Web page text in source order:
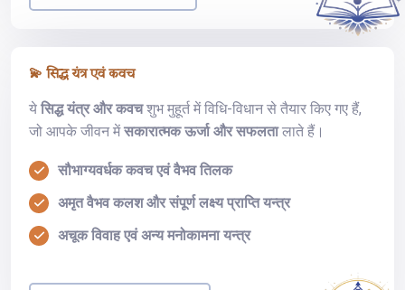
💫 सिद्ध यंत्र एवं कवच
ये सिद्ध यंत्र और कवचशुभ मुहूर्त में विधि-विधान से तैयार किए गए हैं,
जो आपके जीवन मेंसकारात्मक ऊर्जा और सफलतालाते हैं।
सौभाग्यवर्धक कवच एवं वैभव तिलक
अमृत वैभव कलश और संपूर्ण लक्ष्य प्राप्ति यन्त्र
अचूक विवाह एवं अन्य मनोकामना यन्त्र